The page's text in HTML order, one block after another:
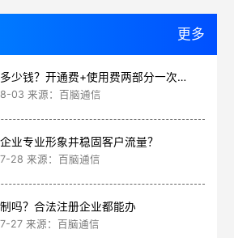
更多
申请400电话需要多少钱？开通费+使用费两部分一次讲清
03 来源：百脑通信
业专业形象并稳固客户流量？
28 来源：百脑通信
吗？合法注册企业都能办
27 来源：百脑通信